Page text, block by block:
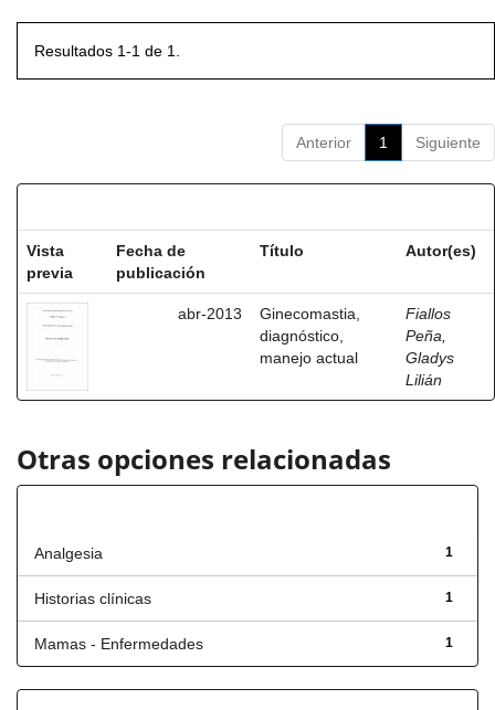
Resultados 1-1 de 1.
Anterior 1 Siguiente
Vista
previa
Fecha de
publicación
Título Autor(es)
abr-2013
Ginecomastia,
diagnóstico,
manejo actual
Fiallos
Peña,
Gladys
Lilián
Otras opciones relacionadas
1
Analgesia
1
Historias clínicas
1
Mamas - Enfermedades